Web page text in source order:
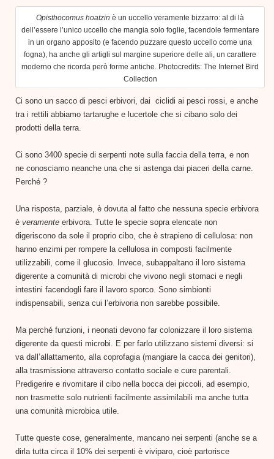
Opisthocomus hoatzin è un uccello veramente bizzarro: al di là
dell’essere l’unico uccello che mangia solo foglie, facendole fermentare
in un organo apposito (e facendo puzzare questo uccello come una
fogna), ha anche gli artigli sul margine superiore delle ali, un carattere
moderno che ricorda però forme antiche. Photocredits: The Internet Bird
Collection
Ci sono un sacco di pesci erbivori, dai ciclidi ai pesci rossi, e anche
tra i rettili abbiamo tartarughe e lucertole che si cibano solo dei
prodotti della terra.
Ci sono 3400 specie di serpenti note sulla faccia della terra, e non
ne conosciamo neanche una che si astenga dai piaceri della carne.
Perché ?
Una risposta, parziale, è dovuta al fatto che nessuna specie erbivora
è veramente erbivora. Tutte le specie sopra elencate non
digeriscono da sole il proprio cibo, che è strapieno di cellulosa: non
hanno enzimi per rompere la cellulosa in composti facilmente
utilizzabili, come il glucosio. Invece, subappaltano il loro sistema
digerente a comunità di microbi che vivono negli stomaci e negli
intestini facendogli fare il lavoro sporco. Sono simbionti
indispensabili, senza cui l’erbivoria non sarebbe possibile.
Ma perché funzioni, i neonati devono far colonizzare il loro sistema
digerente da questi microbi. E per farlo utilizzano sistemi diversi: si
va dall’allattamento, alla coprofagia (mangiare la cacca dei genitori),
alla trasmissione attraverso contatto sociale e cure parentali.
Predigerire e rivomitare il cibo nella bocca dei piccoli, ad esempio,
non trasmette solo nutrienti facilmente assimilabili ma anche tutta
una comunità microbica utile.
Tutte queste cose, generalmente, mancano nei serpenti (anche se a
dirla tutta circa il 10% dei serpenti è viviparo, cioè partorisce